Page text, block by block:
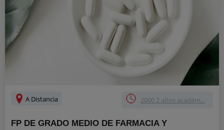
A Distancia 2000 2 años académ...
FP DE GRADO MEDIO DE FARMACIA Y